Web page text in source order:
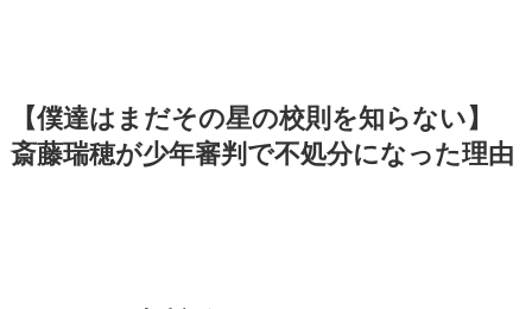
【僕達はまだその星の校則を知らない】
斎藤瑞穂が少年審判で不処分になった理由